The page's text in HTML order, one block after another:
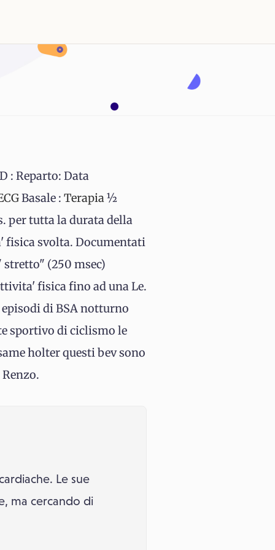
: Reparto: Data
Basale : Terapia½
per tutta la durata della
fisica svolta. Documentati
stretto" (250 msec)
fisica fino ad una Le.
di BSA notturno
sportivo di ciclismo le
holter questi bev sono
Le sue
ma cercando di